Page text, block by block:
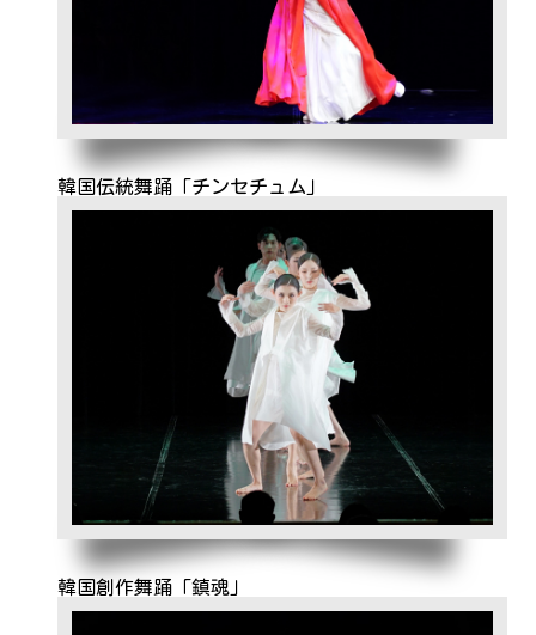
韓国伝統舞踊「チンセチュム」
韓国創作舞踊「鎮魂」